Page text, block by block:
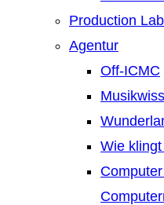
Production Lab
Agentur
Off-ICMC
Wie